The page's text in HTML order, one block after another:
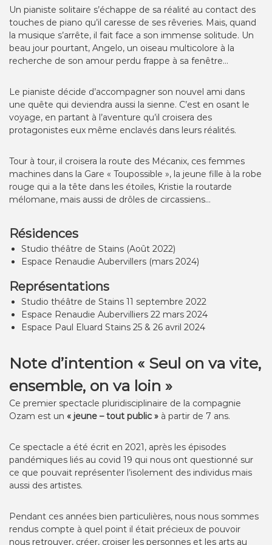
Un pianiste solitaire s’échappe de sa réalité au contact des
touches de piano qu’il caresse de ses rêveries. Mais, quand
la musique s’arrête, il fait face a son immense solitude. Un
beau jour pourtant, Angelo, un oiseau multicolore à la
recherche de son amour perdu frappe à sa fenêtre…
Le pianiste décide d’accompagner son nouvel ami dans
une quête qui deviendra aussi la sienne. C’est en osant le
voyage, en partant à l’aventure qu’il croisera des
protagonistes eux même enclavés dans leurs réalités.
Tour à tour, il croisera la route des Mécanix, ces femmes
machines dans la Gare « Toupossible », la jeune fille à la robe
rouge qui a la tête dans les étoiles, Kristie la routarde
mélomane, mais aussi de drôles de circassiens…
Résidences
Studio théâtre de Stains (Août 2022)
Espace Renaudie Aubervillers (mars 2024)
Représentations
Studio théâtre de Stains 11 septembre 2022
Espace Renaudie Aubervilliers 22 mars 2024
Espace Paul Eluard Stains 25 & 26 avril 2024
Note d’intention « Seul on va vite,
ensemble, on va loin »
Ce premier spectacle pluridisciplinaire de la compagnie
Ozam est un « jeune – tout public » à partir de 7 ans.
Ce spectacle a été écrit en 2021, après les épisodes
pandémiques liés au covid 19 qui nous ont questionné sur
ce que pouvait représenter l’isolement des individus mais
aussi des artistes.
Pendant ces années bien particulières, nous nous sommes
rendus compte à quel point il était précieux de pouvoir
nous retrouver, créer, croiser les personnes et les arts au